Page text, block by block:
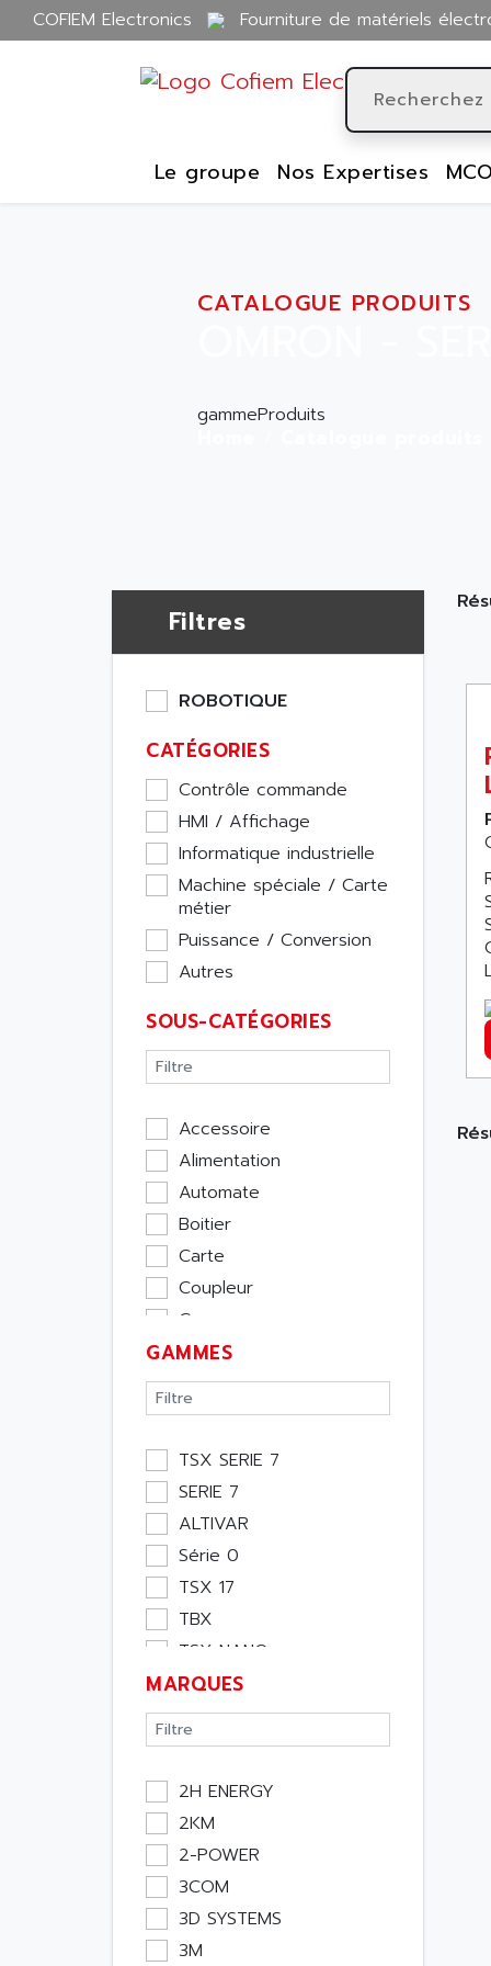
COFIEM Electronics Fourniture de matériels
Le groupe Nos Expertises
CATALOGUE PRODUITS
gammeProduits
Filtres
ROBOTIQUE
CATÉGORIES
Contrôle commande
HMI / Affichage
Informatique industrielle
Machine spéciale / Carte
métier
Puissance / Conversion
Autres
SOUS-CATÉGORIES
Accessoire
Alimentation
Automate
Boitier
Carte
Coupleur
Cpu
Ecran
Entrée / Sortie
Memoire
Module Métier
Moteur
Pupitre Opérateur
Rack
Etude
Software
Variateur
Actif
Consommable
Energie
Optoélectronique
Passif
Bureau
Emballage
Informatique
GAMMES
TSX SERIE 7
SERIE 7
ALTIVAR
Série 0
TSX 17
TBX
TSX NANO
TSX PREMIUM
ASI
APRIL 5000
XUD
TSX MICRO
MAGELIS
TCCX
CCX17
TELEFAST
MARQUES
2H ENERGY
2KM
2-POWER
3COM
3D SYSTEMS
3M